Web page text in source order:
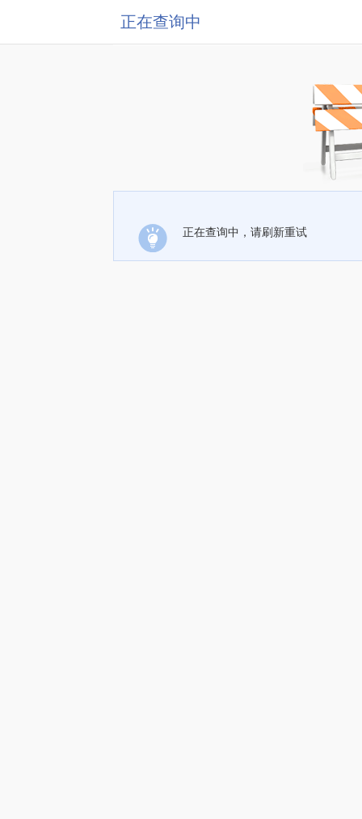
正在查询中
正在查询中，请刷新重试